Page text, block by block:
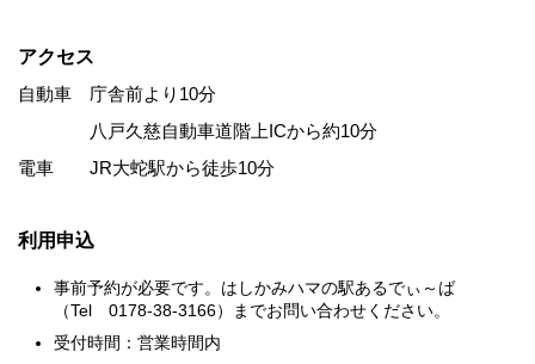
アクセス
自動車 庁舎前より10分
八戸久慈自動車道階上ICから約10分
電車 JR大蛇駅から徒歩10分
利用申込
事前予約が必要です。はしかみハマの駅あるでぃ～ば
（Tel 0178-38-3166）までお問い合わせください。
受付時間：営業時間内